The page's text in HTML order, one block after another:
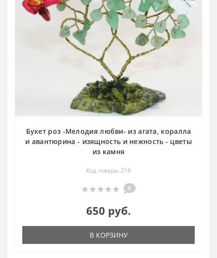
Букет роз -Мелодия любви- из агата, коралла
и авантюрина - изящность и нежность - цветы
из камня
Код товара: 218
0
650 руб.
В КОРЗИНУ